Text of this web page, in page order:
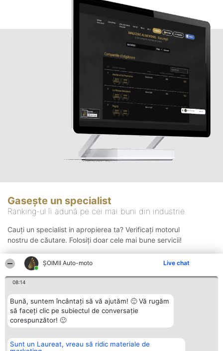
ȘOIMII Auto-moto Live chat
08:14
Bună, suntem încântați să vă ajutăm! 🙂 Vă rugăm
să faceți clic pe subiectul de conversație
corespunzător! 🙂
Sunt un Laureat, vreau să ridic materiale de
Gasește un specialist
Ranking-ul îi adună pe cei mai buni din industrie
Cauți un specialist in apropierea ta? Verificați motorul
nostru de căutare. Folosiți doar cele mai bune servicii!
Organizator Ranking Plebiscyt Contact